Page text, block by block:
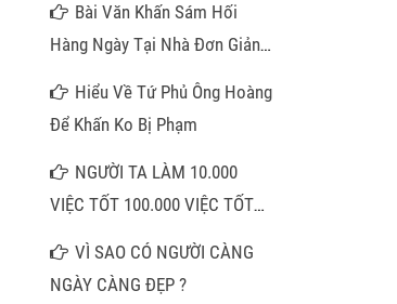
Bài Văn Khấn Sám Hối
Hàng Ngày Tại Nhà Đơn Giản
Hiểu Về Tứ Phủ Ông Hoàng
Để Khấn Ko Bị Phạm
NGƯỜI TA LÀM 10.000
VIỆC TỐT 100.000 VIỆC TỐT
KHÔNG BẰNG QUÝ VỊ NIỆM
MỘT CÂU NAM MÔ A DI ĐÀ
VÌ SAO CÓ NGƯỜI CÀNG
NGÀY CÀNG ĐẸP ?